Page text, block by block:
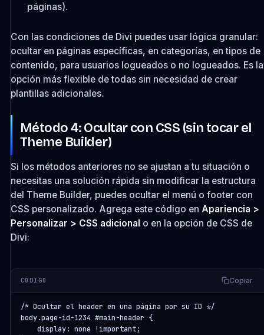
páginas).
Con las condiciones de Divi puedes usar lógica granular:
ocultar en páginas específicas, en categorías, en tipos de
contenido, para usuarios logueados o no logueados. Es la
opción más flexible de todas sin necesidad de crear
plantillas adicionales.
Método 4: Ocultar con CSS (sin tocar el
Theme Builder)
Si los métodos anteriores no se ajustan a tu situación o
necesitas una solución rápida sin modificar la estructura
del Theme Builder, puedes ocultar el menú o footer con
CSS personalizado. Agrega este código en Apariencia >
Personalizar > CSS adicional o en la opción de CSS de
Divi:
CÓDIGO Copiar
/* Ocultar el header en una página por su ID */
body.page-id-1234 #main-header {
    display: none !important;